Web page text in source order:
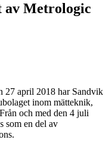
av Metrologic
27 april 2018 har Sandvik
inom mätteknik,
och med den 4 juli
som en del av